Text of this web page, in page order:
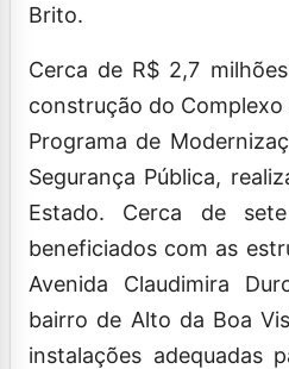
Brito.
Cerca de R$ 2,7
construção do
Programa de
Segurança Pública,
Estado. Cerca de
beneficiados com as
Avenida Claudimira
bairro de Alto da Boa
instalações adequadas